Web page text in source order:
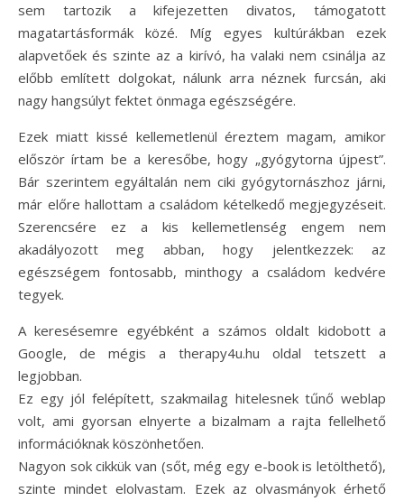
sem tartozik a kifejezetten divatos, támogatott
magatartásformák közé. Míg egyes kultúrákban ezek
alapvetőek és szinte az a kirívó, ha valaki nem csinálja az
előbb említett dolgokat, nálunk arra néznek furcsán, aki
nagy hangsúlyt fektet önmaga egészségére.
Ezek miatt kissé kellemetlenül éreztem magam, amikor
először írtam be a keresőbe, hogy „gyógytorna újpest”.
Bár szerintem egyáltalán nem ciki gyógytornászhoz járni,
már előre hallottam a családom kételkedő megjegyzéseit.
Szerencsére ez a kis kellemetlenség engem nem
akadályozott meg abban, hogy jelentkezzek: az
egészségem fontosabb, minthogy a családom kedvére
tegyek.
A keresésemre egyébként a számos oldalt kidobott a
Google, de mégis a therapy4u.hu oldal tetszett a
legjobban.
Ez egy jól felépített, szakmailag hitelesnek tűnő weblap
volt, ami gyorsan elnyerte a bizalmam a rajta fellelhető
információknak köszönhetően.
Nagyon sok cikkük van (sőt, még egy e-book is letölthető),
szinte mindet elolvastam. Ezek az olvasmányok érhető